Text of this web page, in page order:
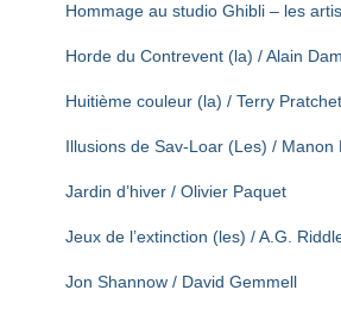
Hommage au studio Ghibli – les
Horde du Contrevent (la) / Alain
Huitième couleur (la) / Terry
Illusions de Sav-Loar (Les) / Manon
Jardin d’hiver / Olivier Paquet
Jeux de l’extinction (les) / A.G.
Jon Shannow / David Gemmell